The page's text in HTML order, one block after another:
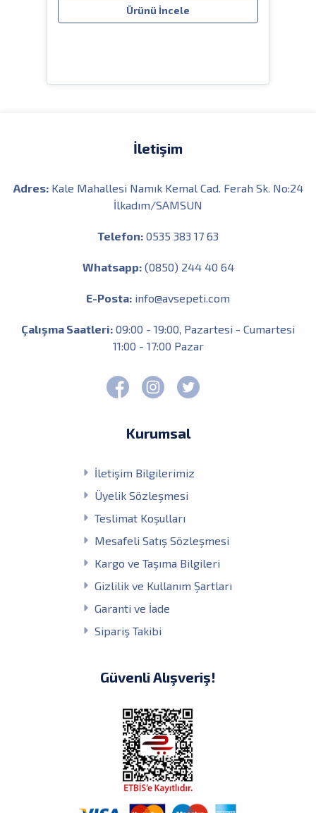
Ürünü İncele
İletişim
Adres:Kale Mahallesi Namık Kemal Cad. Ferah Sk. No:24
İlkadım/SAMSUN
Telefon: 0535 383 17 63
Whatsapp:(0850) 244 40 64
E-Posta: info@avsepeti.com
Çalışma Saatleri: 09:00 - 19:00, Pazartesi - Cumartesi
11:00 - 17:00 Pazar
Kurumsal
İletişim Bilgilerimiz
Üyelik Sözleşmesi
Teslimat Koşulları
Mesafeli Satış Sözleşmesi
Kargo ve Taşıma Bilgileri
Gizlilik ve Kullanım Şartları
Garanti ve İade
Sipariş Takibi
Güvenli Alışveriş!